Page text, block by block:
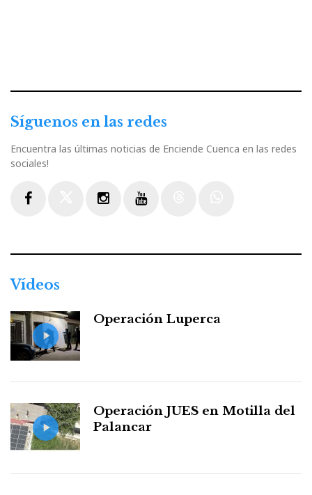
Síguenos en las redes
Encuentra las últimas noticias de Enciende Cuenca en las redes
sociales!
Vídeos
Operación Luperca
Operación JUES en Motilla del
Palancar